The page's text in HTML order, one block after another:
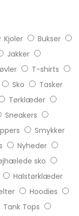
Kjoler
Bukser
Jakker
T-shirts
Sko
Tasker
Tørklæder
Sneakers
Smykker
Nyheder
sko
Halstørklæder
Hoodies
Tank Tops